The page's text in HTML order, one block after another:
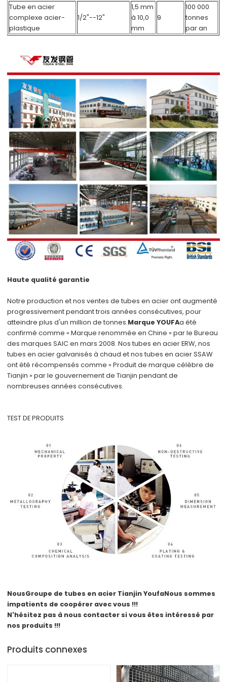
Tube en acier
complexe acier-
plastique
1/2"--12"
1,5 mm
à 10,0
mm
9
100 000
tonnes
par an
Haute qualité garantie
Notre production et nos ventes de tubes en acier ont augmenté
progressivement pendant trois années consécutives, pour
atteindre plus d'un million de tonnes.Marque YOUFAa été
confirmé comme « Marque renommée en Chine » par le Bureau
des marques SAIC en mars 2008. Nos tubes en acier ERW, nos
tubes en acier galvanisés à chaud et nos tubes en acier SSAW
ont été récompensés comme « Produit de marque célèbre de
Tianjin » par le gouvernement de Tianjin pendant de
nombreuses années consécutives.
TEST DE PRODUITS
NousGroupe de tubes en acier Tianjin YoufaNous sommes
impatients de coopérer avec vous !!!
N'hésitez pas à nous contacter si vous êtes intéressé par
nos produits !!!
Produits connexes